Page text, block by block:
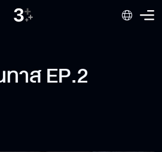
ทาส EP.2